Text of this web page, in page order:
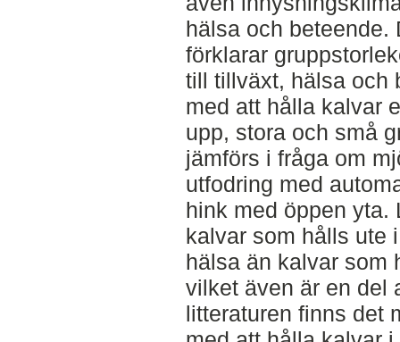
hälsa och beteende.
förklarar
till tillväxt, hälsa och
med att hålla kalvar
upp, stora och små
jämförs i fråga om
utfodring med
hink med öppen yta.
kalvar som hålls ute
hälsa än kalvar som
vilket även är en del
litteraturen finns det